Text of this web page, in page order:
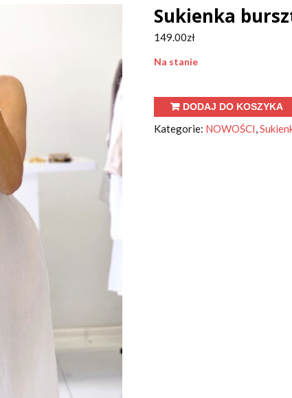
Sukienka
149.00zł
Na stanie
ilość
Sukienka
DODAJ DO KOSZYKA
Kategorie: NOWOŚCI,